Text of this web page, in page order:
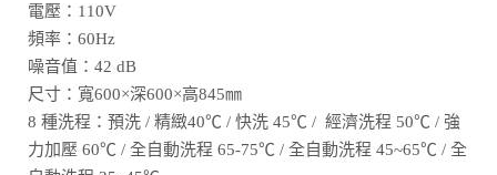
電壓：110V
頻率：60Hz
噪音值：42 dB
尺寸：寬600×深600×高845㎜
8 種洗程：預洗 / 精緻40℃ / 快洗 45℃ / 經濟洗程 50℃ / 強
力加壓 60℃ / 全自動洗程 65-75℃ / 全自動洗程 45~65℃ / 全